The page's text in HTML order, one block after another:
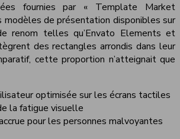
fournies par « Template Market
modèles de présentation disponibles sur
renom telles qu’Envato Elements et
des rectangles arrondis dans leur
cette proportion n’atteignait que
optimisée sur les écrans tactiles
la fatigue visuelle
pour les personnes malvoyantes